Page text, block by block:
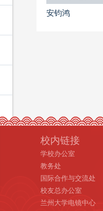
安钧鸿
校内链接
学校办公室
教务处
国际合作与交流处
校友总办公室
兰州大学电镜中心